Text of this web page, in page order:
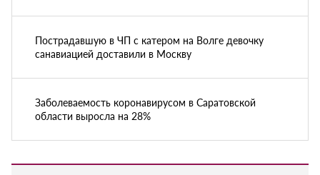
Пострадавшую в ЧП с катером на Волге девочку
санавиацией доставили в Москву
Заболеваемость коронавирусом в Саратовской
области выросла на 28%